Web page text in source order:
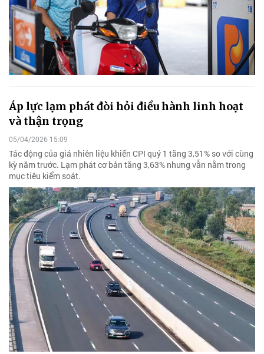
Áp lực lạm phát đòi hỏi điều hành linh hoạt
và thận trọng
05/04/2026 15:09
Tác động của giá nhiên liệu khiến CPI quý 1 tăng 3,51% so với cùng
kỳ năm trước. Lạm phát cơ bản tăng 3,63% nhưng vẫn nằm trong
mục tiêu kiểm soát.